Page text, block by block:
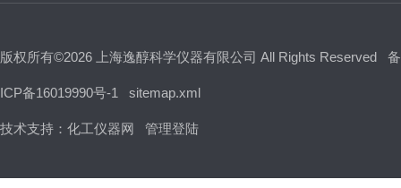
版权所有©2026 上海逸醇科学仪器有限公司 All Rights Reserved
ICP备16019990号-1 sitemap.xml
技术支持： 化工仪器网 管理登陆